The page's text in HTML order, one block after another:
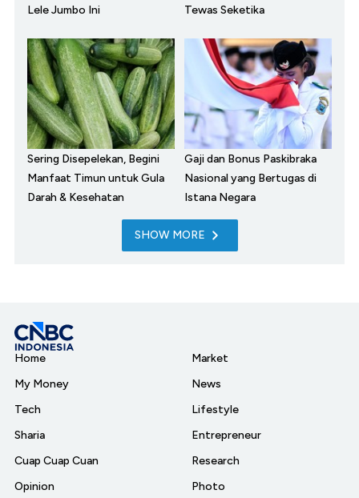
Lele Jumbo Ini
Tewas Seketika
Sering Disepelekan, Begini
Manfaat Timun untuk Gula
Darah & Kesehatan
Gaji dan Bonus Paskibraka
Nasional yang Bertugas di
Istana Negara
SHOW MORE
Home
My Money
Tech
Sharia
Cuap Cuap Cuan
Opinion
Market
News
Lifestyle
Entrepreneur
Research
Photo